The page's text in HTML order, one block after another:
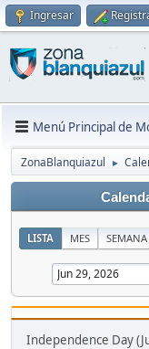
Ingresar
Menú Principal de
ZonaBlanquiazul ►
LISTA MES SEMANA
Independence Day